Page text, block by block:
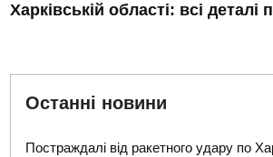
Харківській області: всі деталі
Останні новини
Постраждалі від ракетного удару по